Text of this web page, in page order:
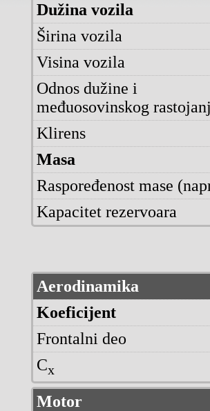
Dužina vozila
Širina vozila
Visina vozila
Odnos dužine i
međuosovinskog
Klirens
Masa
Raspoređenost mase
Kapacitet rezervoara
Aerodinamika
Koeficijent
Frontalni deo
Cx
Motor